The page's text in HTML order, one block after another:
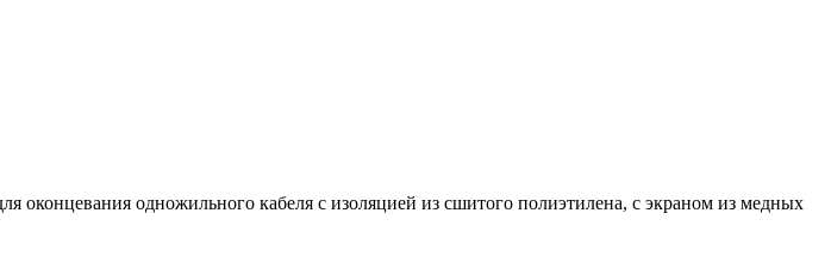
оконцевания одножильного кабеля с изоляцией из сшитого полиэтилена, с экраном из медных